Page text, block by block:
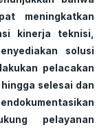
meningkatkan
kinerja teknisi,
solusi
pelacakan
selesai dan
pelayanan